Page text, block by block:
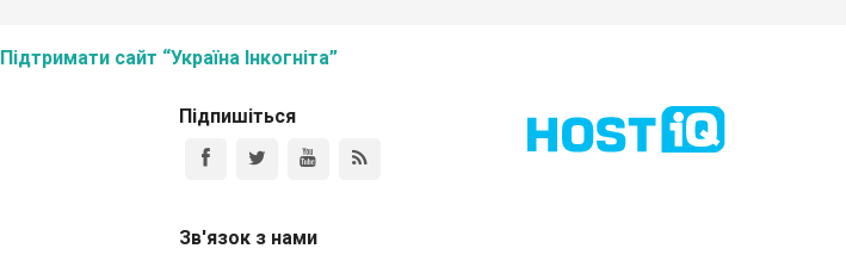
Підтримати сайт “Україна Інкогніта”
Підпишіться
Зв'язок з нами